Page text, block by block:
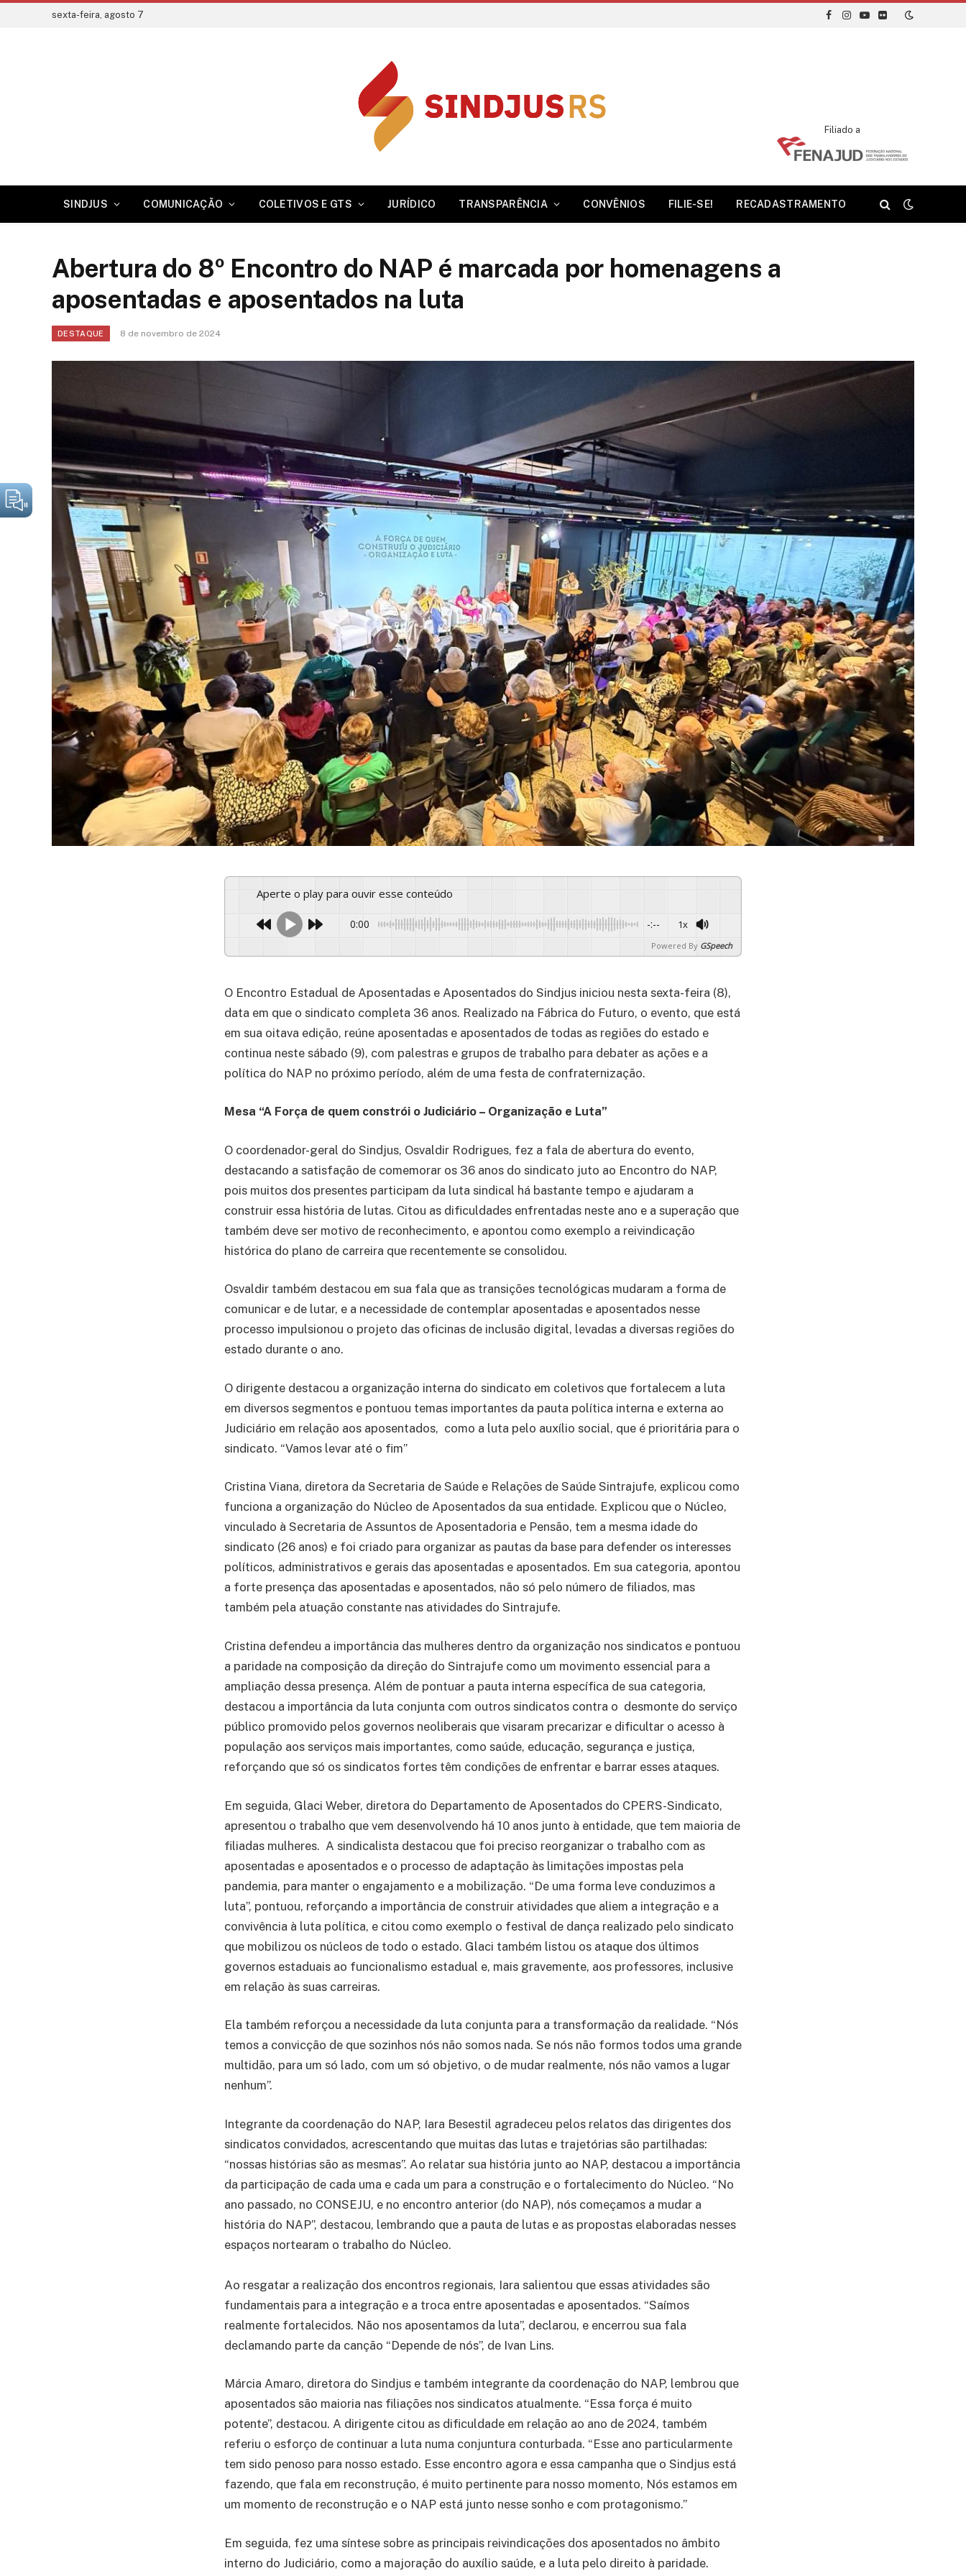
sexta-feira, agosto 7
Facebook
Instagram
YouTube
Flickr
Filiado a
SINDJUS COMUNICAÇÃO COLETIVOS E GTS JURÍDICO TRANSPARÊNCIA CONVÊNIOS FILIE-SE! RECADASTRAMENTO
Abertura do 8º Encontro do NAP é marcada por homenagens a
aposentadas e aposentados na luta
DESTAQUE 8 de novembro de 2024
Aperte o play para ouvir esse conteúdo
0:00 -:-- 1x
Powered By GSpeech
O Encontro Estadual de Aposentadas e Aposentados do Sindjus iniciou nesta sexta-feira (8),
data em que o sindicato completa 36 anos. Realizado na Fábrica do Futuro, o evento, que está
em sua oitava edição, reúne aposentadas e aposentados de todas as regiões do estado e
continua neste sábado (9), com palestras e grupos de trabalho para debater as ações e a
política do NAP no próximo período, além de uma festa de confraternização.
Mesa “A Força de quem constrói o Judiciário – Organização e Luta”
O coordenador-geral do Sindjus, Osvaldir Rodrigues, fez a fala de abertura do evento,
destacando a satisfação de comemorar os 36 anos do sindicato juto ao Encontro do NAP,
pois muitos dos presentes participam da luta sindical há bastante tempo e ajudaram a
construir essa história de lutas. Citou as dificuldades enfrentadas neste ano e a superação que
também deve ser motivo de reconhecimento, e apontou como exemplo a reivindicação
histórica do plano de carreira que recentemente se consolidou.
Osvaldir também destacou em sua fala que as transições tecnológicas mudaram a forma de
comunicar e de lutar, e a necessidade de contemplar aposentadas e aposentados nesse
processo impulsionou o projeto das oficinas de inclusão digital, levadas a diversas regiões do
estado durante o ano.
O dirigente destacou a organização interna do sindicato em coletivos que fortalecem a luta
em diversos segmentos e pontuou temas importantes da pauta política interna e externa ao
Judiciário em relação aos aposentados, como a luta pelo auxílio social, que é prioritária para o
sindicato. “Vamos levar até o fim”
Cristina Viana, diretora da Secretaria de Saúde e Relações de Saúde Sintrajufe, explicou como
funciona a organização do Núcleo de Aposentados da sua entidade. Explicou que o Núcleo,
vinculado à Secretaria de Assuntos de Aposentadoria e Pensão, tem a mesma idade do
sindicato (26 anos) e foi criado para organizar as pautas da base para defender os interesses
políticos, administrativos e gerais das aposentadas e aposentados. Em sua categoria, apontou
a forte presença das aposentadas e aposentados, não só pelo número de filiados, mas
também pela atuação constante nas atividades do Sintrajufe.
Cristina defendeu a importância das mulheres dentro da organização nos sindicatos e pontuou
a paridade na composição da direção do Sintrajufe como um movimento essencial para a
ampliação dessa presença. Além de pontuar a pauta interna específica de sua categoria,
destacou a importância da luta conjunta com outros sindicatos contra o desmonte do serviço
público promovido pelos governos neoliberais que visaram precarizar e dificultar o acesso à
população aos serviços mais importantes, como saúde, educação, segurança e justiça,
reforçando que só os sindicatos fortes têm condições de enfrentar e barrar esses ataques.
Em seguida, Glaci Weber, diretora do Departamento de Aposentados do CPERS-Sindicato,
apresentou o trabalho que vem desenvolvendo há 10 anos junto à entidade, que tem maioria de
filiadas mulheres. A sindicalista destacou que foi preciso reorganizar o trabalho com as
aposentadas e aposentados e o processo de adaptação às limitações impostas pela
pandemia, para manter o engajamento e a mobilização. “De uma forma leve conduzimos a
luta”, pontuou, reforçando a importância de construir atividades que aliem a integração e a
convivência à luta política, e citou como exemplo o festival de dança realizado pelo sindicato
que mobilizou os núcleos de todo o estado. Glaci também listou os ataque dos últimos
governos estaduais ao funcionalismo estadual e, mais gravemente, aos professores, inclusive
em relação às suas carreiras.
Ela também reforçou a necessidade da luta conjunta para a transformação da realidade. “Nós
temos a convicção de que sozinhos nós não somos nada. Se nós não formos todos uma grande
multidão, para um só lado, com um só objetivo, o de mudar realmente, nós não vamos a lugar
nenhum”.
Integrante da coordenação do NAP, Iara Besestil agradeceu pelos relatos das dirigentes dos
sindicatos convidados, acrescentando que muitas das lutas e trajetórias são partilhadas:
“nossas histórias são as mesmas”. Ao relatar sua história junto ao NAP, destacou a importância
da participação de cada uma e cada um para a construção e o fortalecimento do Núcleo. “No
ano passado, no CONSEJU, e no encontro anterior (do NAP), nós começamos a mudar a
história do NAP”, destacou, lembrando que a pauta de lutas e as propostas elaboradas nesses
espaços nortearam o trabalho do Núcleo.
Ao resgatar a realização dos encontros regionais, Iara salientou que essas atividades são
fundamentais para a integração e a troca entre aposentadas e aposentados. “Saímos
realmente fortalecidos. Não nos aposentamos da luta”, declarou, e encerrou sua fala
declamando parte da canção “Depende de nós”, de Ivan Lins.
Márcia Amaro, diretora do Sindjus e também integrante da coordenação do NAP, lembrou que
aposentados são maioria nas filiações nos sindicatos atualmente. “Essa força é muito
potente”, destacou. A dirigente citou as dificuldade em relação ao ano de 2024, também
referiu o esforço de continuar a luta numa conjuntura conturbada. “Esse ano particularmente
tem sido penoso para nosso estado. Esse encontro agora e essa campanha que o Sindjus está
fazendo, que fala em reconstrução, é muito pertinente para nosso momento, Nós estamos em
um momento de reconstrução e o NAP está junto nesse sonho e com protagonismo.”
Em seguida, fez uma síntese sobre as principais reivindicações dos aposentados no âmbito
interno do Judiciário, como a majoração do auxílio saúde, e a luta pelo direito à paridade.